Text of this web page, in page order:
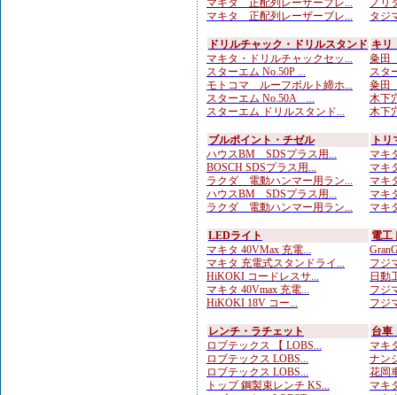
マキタ 正配列レーザーブレ...
マキタ 正配列レーザーブレ...
ノリ
タジ
ドリルチャック・ドリルスタンド
マキタ・ドリルチャックセッ...
スターエム No.50P ...
モトコマ ルーフボルト締ホ...
スターエム No.50A ...
スターエム ドリルスタンド...
キリ
粂田
スタ
粂田
木下
木下
ブルポイント・チゼル
ハウスBM SDSプラス用...
BOSCH SDSプラス用...
ラクダ 電動ハンマー用ラン...
ハウスBM SDSプラス用...
ラクダ 電動ハンマー用ラン...
ト
マキ
マキ
マキ
マキ
マキ
LEDライト
マキタ 40VMax 充電...
マキタ 充電式スタンドライ...
HiKOKI コードレスサ...
マキタ 40Vmax 充電...
HiKOKI 18V コー...
電工
フジ
日動
フジ
フジ
レンチ・ラチェット
ロブテックス 【 LOBS...
ロブテックス LOBS...
ロブテックス LOBS...
トップ 鋼製束レンチ KS...
台車
マキ
ナン
花岡
マキ